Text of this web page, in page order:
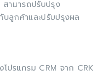
สามารถปรับปรุง
ลูกค้าและปรับปรุงผล
ปรแกรม CRM จาก CRK